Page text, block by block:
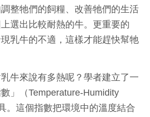
整牠們的飼糧、改善牠們的生活
選出比較耐熱的牛。更重要的
乳牛的不適，這樣才能趕快幫牠
牛來說有多熱呢？學者建立了一
」（Temperature-Humidity
。這個指數把環境中的溫度結合